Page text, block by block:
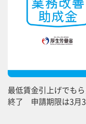
最低賃金引上げでも
終了 申請期限は3月